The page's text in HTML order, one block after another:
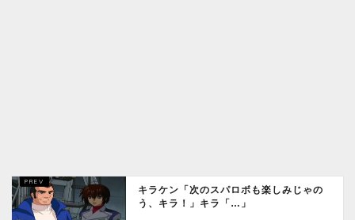
キラケン「次のスパロボも楽しみじゃの
う、キラ！」キラ「…」